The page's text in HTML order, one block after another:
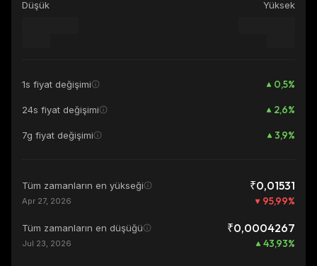
Düşük Yüksek
1s fiyat değişimi 0,5%
24s fiyat değişimi 2,6%
7g fiyat değişimi 3,9%
Tüm zamanların en yükseği ₹0,01531
Apr 27, 2026 95,99%
Tüm zamanların en düşüğü ₹0,0004267
Jul 23, 2026 43,93%